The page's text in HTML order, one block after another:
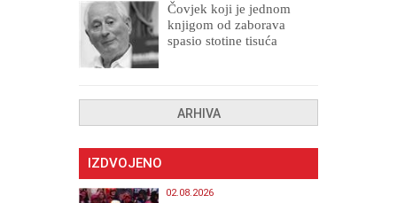
Čovjek koji je jednom
knjigom od zaborava
spasio stotine tisuća
ARHIVA
IZDVOJENO
02.08.2026